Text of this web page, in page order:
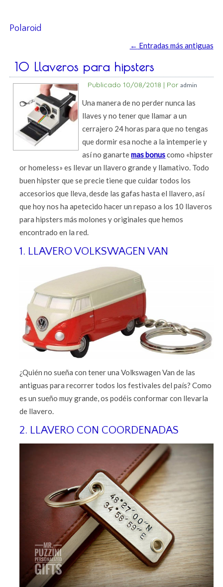
Polaroid
← Entradas más antiguas
10 Llaveros para hipsters
Publicado 10/08/2018 | Por admin
Una manera de no perder nunca las
llaves y no tener que llamar a un
cerrajero 24 horas para que no tengas
que dormir esa noche a la intemperie y
así no ganartemas bonuscomo «hipster
or homeless» es llevar un llavero grande y llamativo. Todo
buen hipster que se precie tiene que cuidar todos los
accesorios que lleva, desde las gafas hasta el llavero, así
que hoy nos ha apetecido hacer un repaso a los 10 llaveros
para hipsters más molones y originales que hemos
encontrado en la red.
1. LLAVERO VOLKSWAGEN VAN
¿Quién no sueña con tener una Volkswagen Van de las
antiguas para recorrer todos los festivales del país? Como
es un sueño muy grande, os podéis conformar con llevarla
de llavero.
2. LLAVERO CON COORDENADAS